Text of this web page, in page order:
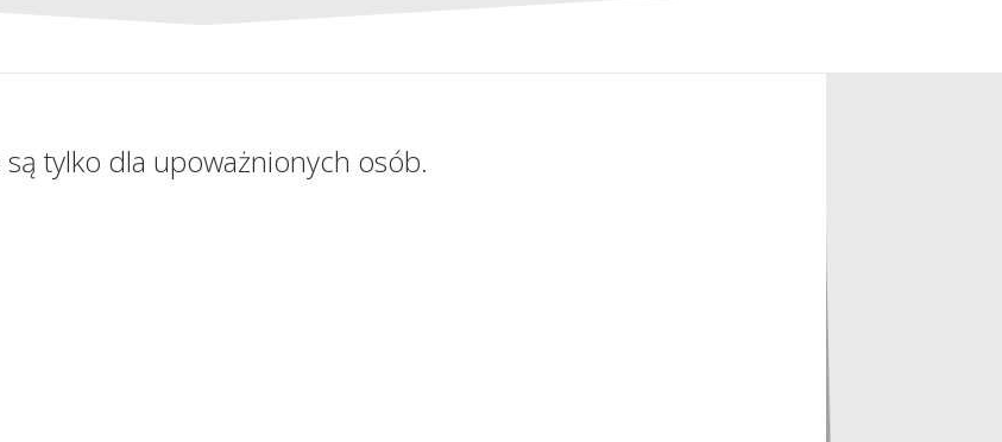
tylko dla upoważnionych osób.